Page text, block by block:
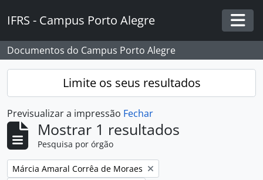
IFRS - Campus Porto Alegre
Documentos do Campus Porto Alegre
Limite os seus resultados
Previsualizar a impressão Fechar
Mostrar 1 resultados
Pesquisa por órgão
Remover filtro:
Márcia Amaral Corrêa de Moraes